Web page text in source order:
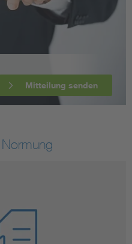
Mitteilung senden